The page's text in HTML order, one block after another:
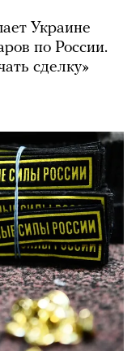
Украине
по России.
сделку»